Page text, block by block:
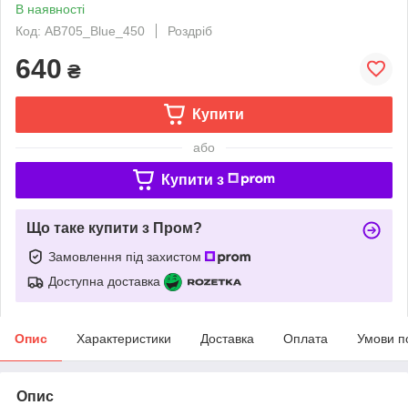
В наявності
Код: AB705_Blue_450
Роздріб
640 ₴
Купити
або
Купити з
Що таке купити з Пром?
Замовлення під захистом
Доступна доставка
Опис Характеристики Доставка Оплата Умови
Опис